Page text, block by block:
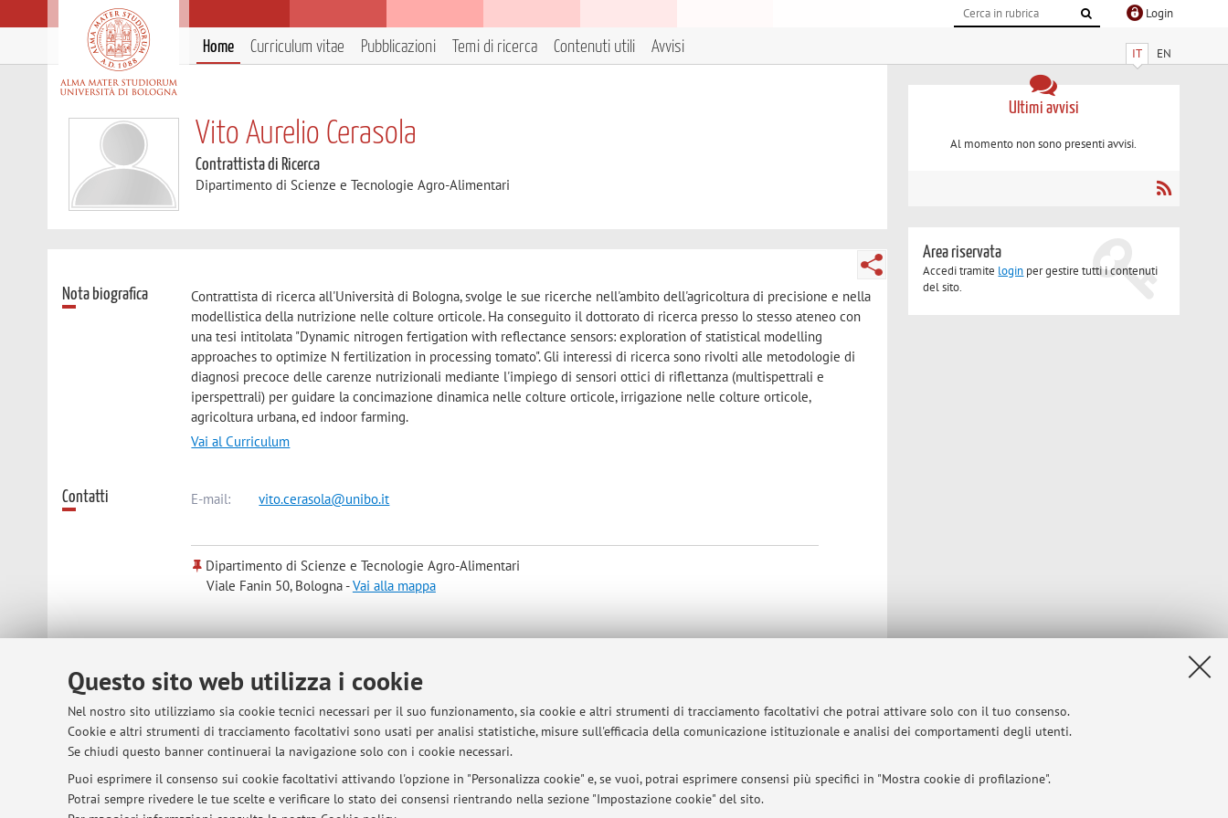
Questo sito web utilizza i cookie
Nel nostro sito utilizziamo sia cookie tecnici necessari per il suo funzionamento, sia cookie e altri strumenti di tracciamento facoltativi che potrai attivare solo con il tuo consenso.
Cookie e altri strumenti di tracciamento facoltativi sono usati per analisi statistiche, misure sull'efficacia della comunicazione istituzionale e analisi dei comportamenti degli utenti.
Se chiudi questo banner continuerai la navigazione solo con i cookie necessari.
Puoi esprimere il consenso sui cookie facoltativi attivando l'opzione in "Personalizza cookie" e, se vuoi, potrai esprimere consensi più specifici in "Mostra cookie di profilazione".
Potrai sempre rivedere le tue scelte e verificare lo stato dei consensi rientrando nella sezione "Impostazione cookie" del sito.
Login
IT EN
Home Curriculum vitae Pubblicazioni Temi di ricerca Contenuti utili Avvisi
Vito Aurelio Cerasola
Contrattista di Ricerca
Dipartimento di Scienze e Tecnologie Agro-Alimentari
Nota biografica
Contrattista di ricerca all'Università di Bologna, svolge le sue ricerche nell'ambito dell'agricoltura di precisione e nella
modellistica della nutrizione nelle colture orticole. Ha conseguito il dottorato di ricerca presso lo stesso ateneo con
una tesi intitolata "Dynamic nitrogen fertigation with reflectance sensors: exploration of statistical modelling
approaches to optimize N fertilization in processing tomato". Gli interessi di ricerca sono rivolti alle metodologie di
diagnosi precoce delle carenze nutrizionali mediante l'impiego di sensori ottici di riflettanza (multispettrali e
iperspettrali) per guidare la concimazione dinamica nelle colture orticole, irrigazione nelle colture orticole,
agricoltura urbana, ed indoor farming.
Vai al Curriculum
Contatti E-mail: vito.cerasola@unibo.it
Dipartimento di Scienze e Tecnologie Agro-Alimentari
Viale Fanin 50, Bologna -Vai alla mappa
Ultimi avvisi
Al momento non sono presenti avvisi.
Area riservata
Accedi tramite login per gestire tutti i contenuti
del sito.
© 2026 - ALMA MATER STUDIORUM - Università di Bologna - Via Zamboni, 33 - 40126 Bologna - Partita IVA: 01131710376